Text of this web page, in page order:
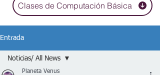
Clases de Computación Básica
Entrada
Noticias/ All News
Planeta Venus